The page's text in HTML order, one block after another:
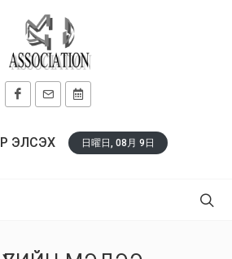
ЭЛСЭХ 日曜日, 08月 9日